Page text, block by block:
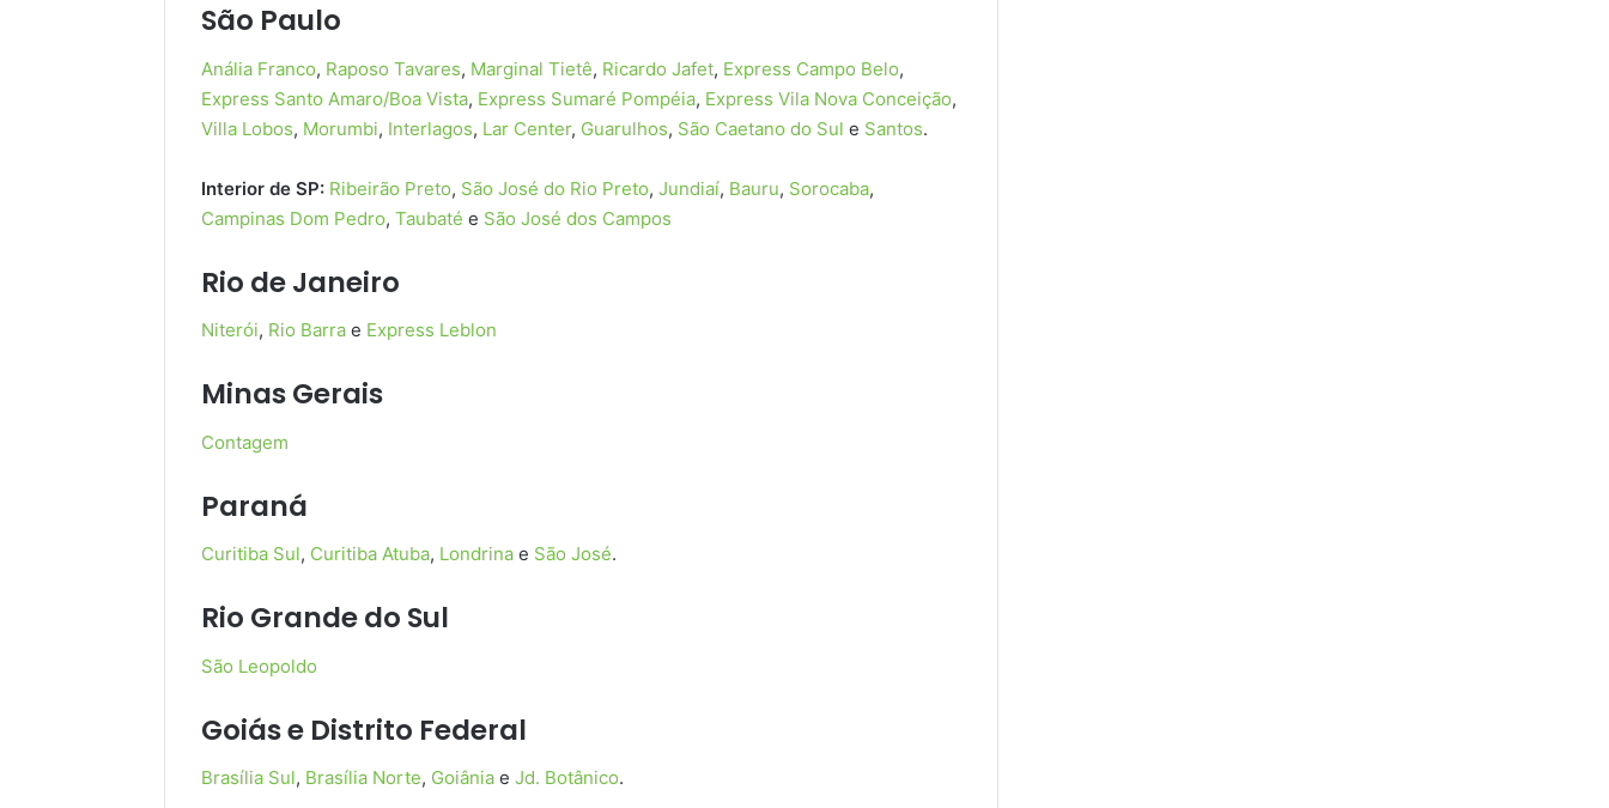
São Paulo
Anália Franco, Raposo Tavares, Marginal Tietê, Ricardo Jafet, Express Campo Belo,
Express Santo Amaro/Boa Vista, Express Sumaré Pompéia, Express Vila Nova Conceição,
Villa Lobos, Morumbi, Interlagos, Lar Center, Guarulhos, São Caetano do Sul e Santos.
Interior de SP: Ribeirão Preto, São José do Rio Preto, Jundiaí, Bauru, Sorocaba,
Campinas Dom Pedro, Taubaté e São José dos Campos
Rio de Janeiro
Niterói, Rio Barra e Express Leblon
Minas Gerais
Contagem
Paraná
Curitiba Sul, Curitiba Atuba, Londrina e São José.
Rio Grande do Sul
São Leopoldo
Goiás e Distrito Federal
Brasília Sul, Brasília Norte, Goiânia e Jd. Botânico.